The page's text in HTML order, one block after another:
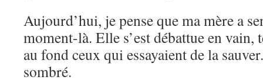
Aujourd’hui, je pense que ma mère a
moment-là. Elle s’est débattue en vain,
au fond ceux qui essayaient de la
sombré.